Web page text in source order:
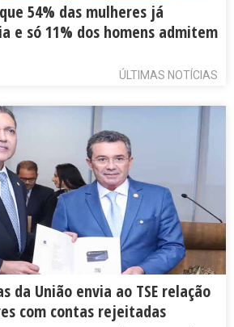
54% das mulheres já
e só 11% dos homens admitem
ÚLTIMAS NOTÍCIAS
da União envia ao TSE relação
com contas rejeitadas